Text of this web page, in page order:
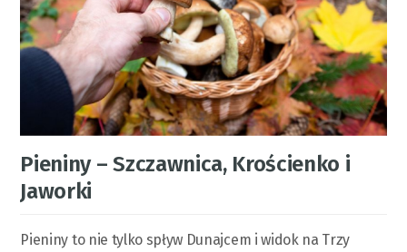
Pieniny – Szczawnica, Krościenko i
Jaworki
Pieniny to nie tylko spływ Dunajcem i widok na Trzy